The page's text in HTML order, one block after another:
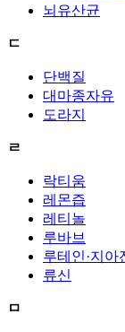
뇌유산균
ㄷ
단백질
대마종자유
도라지
ㄹ
락티움
레몬즙
레티놀
루바브
루테인·지아
류신
ㅁ